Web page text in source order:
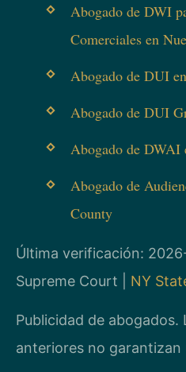
Abogado de DWI
Comerciales en
Abogado de DUI
Abogado de DUI
Abogado de DWAI
Abogado de
County
Última verificación:
Supreme Court | NY
Publicidad de abogados.
anteriores no garantizan